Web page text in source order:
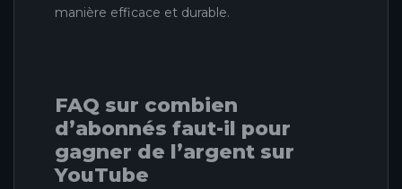
manière efficace et durable.
FAQ sur combien
d’abonnés faut-il pour
gagner de l’argent sur
YouTube